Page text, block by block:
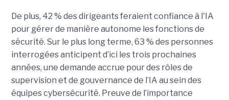
De plus, 42 % des dirigeants feraient confiance à l'IA
pour gérer de manière autonome les fonctions de
sécurité. Sur le plus long terme, 63 % des personnes
interrogées anticipent d’ici les trois prochaines
années, une demande accrue pour des rôles de
supervision et de gouvernance de l’IA au sein des
équipes cybersécurité. Preuve de l’importance